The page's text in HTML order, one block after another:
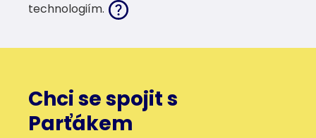
technologiím.
Chci se spojit s
Parťákem